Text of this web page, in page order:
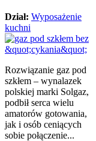
Dział: Wyposażenie
kuchni
Rozwiązanie gaz pod
szkłem – wynalazek
polskiej marki Solgaz,
podbił serca wielu
amatorów gotowania,
jak i osób ceniących
sobie połączenie...